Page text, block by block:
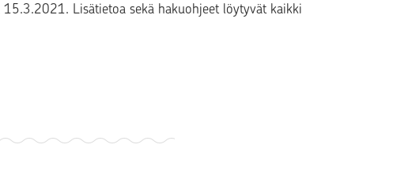
Lisätietoa sekä hakuohjeet löytyvät kaikki